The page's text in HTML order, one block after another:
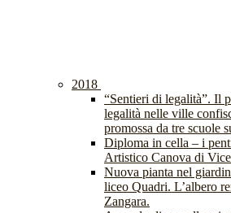
2018
“Sentieri di legalità”. Il
legalità nelle ville
promossa da tre scuole
Diploma in cella – i
Artistico Canova di
Nuova pianta nel
liceo Quadri. L’albero
Zangara.